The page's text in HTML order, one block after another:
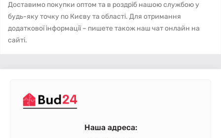
Доставимо покупки оптом та в роздріб нашою службою у
будь-яку точку по Києву та області. Для отримання
додаткової інформації – пишете також наш чат онлайн на
сайті.
Наша адреса: